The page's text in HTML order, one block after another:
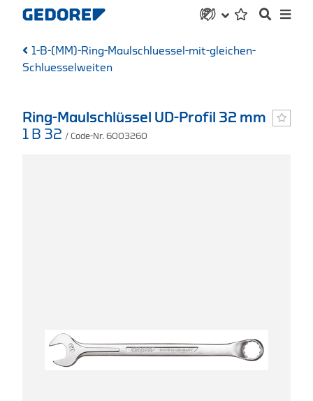
1-B-(MM)-Ring-Maulschluessel-mit-gleichen-
Schluesselweiten
Ring-Maulschlüssel UD-Profil 32 mm
1 B 32 / Code-Nr. 6003260